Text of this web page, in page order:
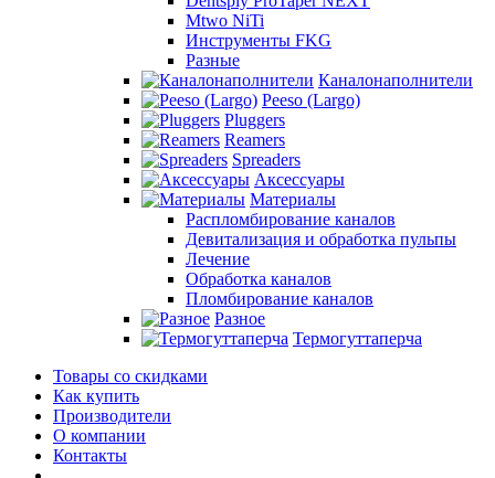
Mtwo NiTi
Инструменты FKG
Разные
Каналонаполнители
Peeso (Largo)
Pluggers
Reamers
Spreaders
Аксессуары
Материалы
Распломбирование каналов
Девитализация и обработка пульпы
Лечение
Обработка каналов
Пломбирование каналов
Разное
Термогуттаперча
Товары со скидками
Как купить
Производители
О компании
Контакты